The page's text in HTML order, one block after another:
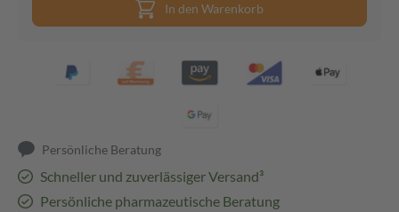
In den Warenkorb
Persönliche Beratung
Schneller und zuverlässiger Versand³
Persönliche pharmazeutische Beratung